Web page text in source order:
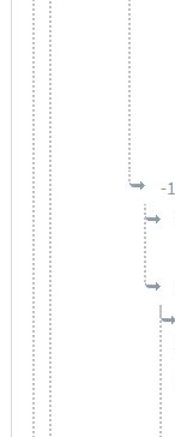
-1